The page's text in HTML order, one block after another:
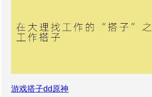
游戏搭子dd原神